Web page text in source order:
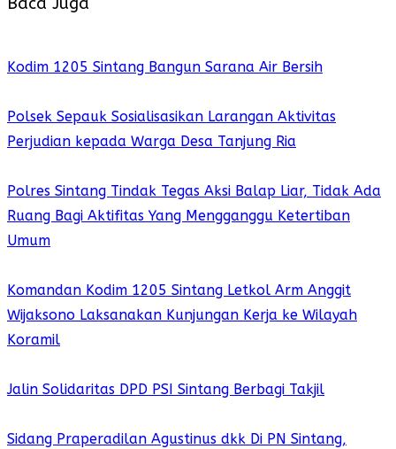
Kodim 1205 Sintang Bangun Sarana Air Bersih
Polsek Sepauk Sosialisasikan Larangan Aktivitas
Perjudian kepada Warga Desa Tanjung Ria
Polres Sintang Tindak Tegas Aksi Balap Liar, Tidak Ada
Ruang Bagi Aktifitas Yang Mengganggu Ketertiban
Umum
Komandan Kodim 1205 Sintang Letkol Arm Anggit
Wijaksono Laksanakan Kunjungan Kerja ke Wilayah
Koramil
Jalin Solidaritas DPD PSI Sintang Berbagi Takjil
Sidang Praperadilan Agustinus dkk Di PN Sintang,